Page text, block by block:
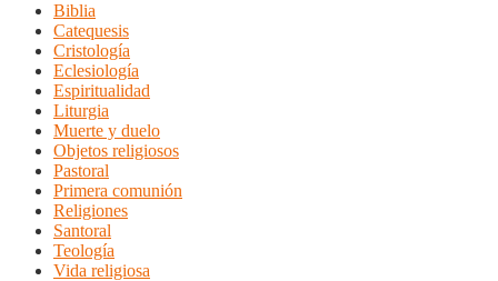
Biblia
Catequesis
Cristología
Eclesiología
Espiritualidad
Liturgia
Muerte y duelo
Objetos religiosos
Pastoral
Primera comunión
Religiones
Santoral
Teología
Vida religiosa